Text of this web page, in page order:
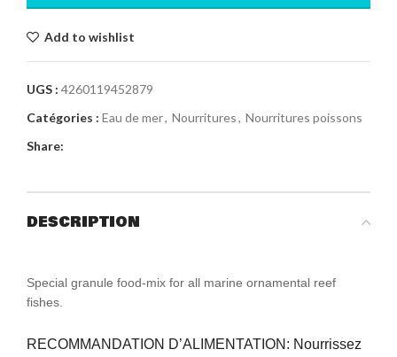
Add to wishlist
UGS : 4260119452879
Catégories : Eau de mer, Nourritures, Nourritures poissons
Share:
DESCRIPTION
Special granule food-mix for all marine ornamental reef
fishes.
RECOMMANDATION D’ALIMENTATION: Nourrissez